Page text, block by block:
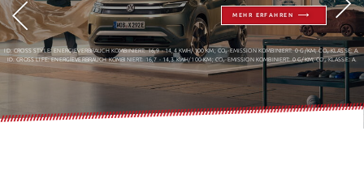
MEHR ERFAHREN
ID. CROSS STYLE: ENERGIEVERBRAUCH KOMBINIERT: 16,9 - 14,4 KWH/100 KM; CO₂-EMISSION KOMBINIERT: 0 G/KM; CO₂-KLASSE: A.
ID. CROSS LIFE: ENERGIEVERBRAUCH KOMBINIERT: 16,7 - 14,3 KWH/100 KM; CO₂-EMISSION KOMBINIERT: 0 G/KM; CO₂-KLASSE: A.